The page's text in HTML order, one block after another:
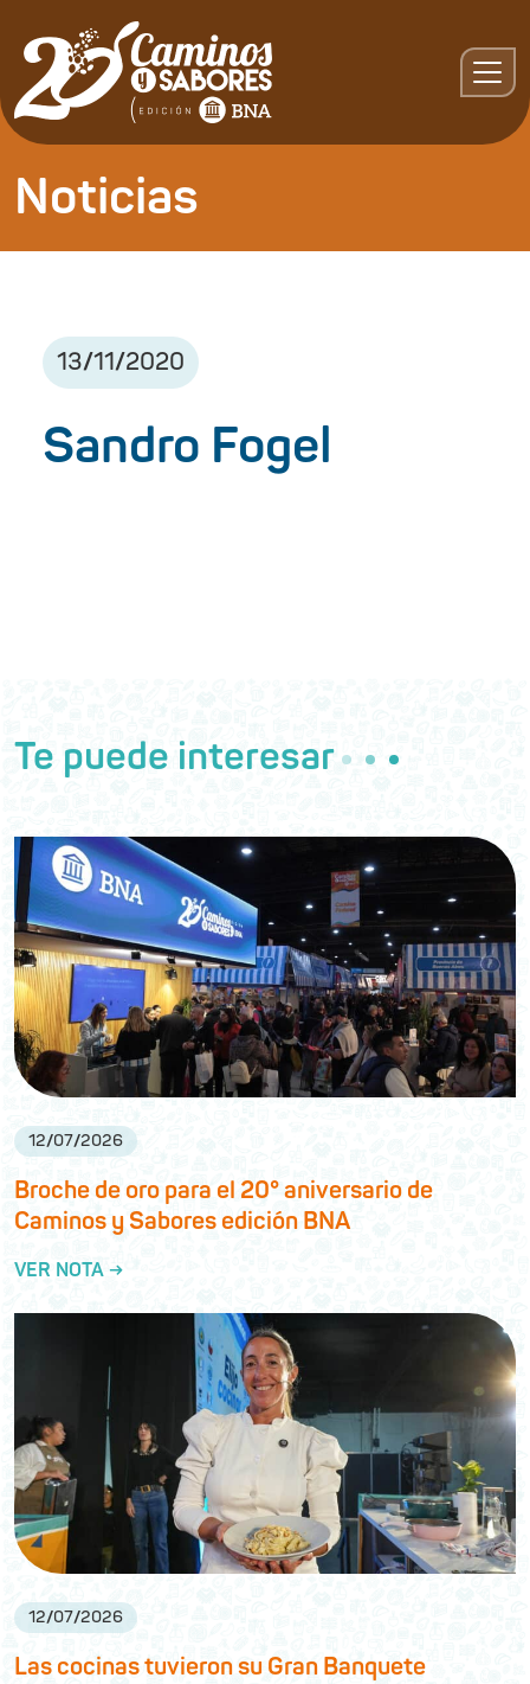
Noticias
13/11/2020
Sandro Fogel
Te puede interesar
12/07/2026
Broche de oro para el 20° aniversario de
Caminos y Sabores edición BNA
VER NOTA →
12/07/2026
Las cocinas tuvieron su Gran Banquete